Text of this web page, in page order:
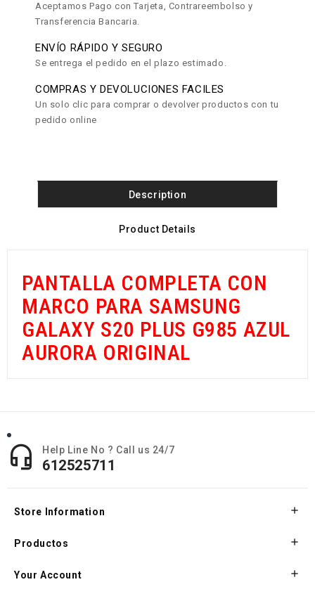
Aceptamos Pago con Tarjeta, Contrareembolso y
Transferencia Bancaria.
ENVÍO RÁPIDO Y SEGURO
Se entrega el pedido en el plazo estimado.
COMPRAS Y DEVOLUCIONES FACILES
Un solo clic para comprar o devolver productos con tu
pedido online
Description
Product Details
PANTALLA COMPLETA CON
MARCO PARA SAMSUNG
GALAXY S20 PLUS G985 AZUL
AURORA ORIGINAL
 Help Line No ? Call us 24/7
612525711
Store Information 
Productos 
Your Account 